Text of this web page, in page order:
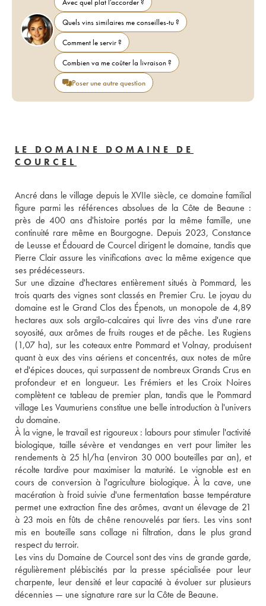
Quels vins similaires me conseilles-tu ?
Comment le servir ?
Combien va me coûter la livraison ?
Poser une autre question
LE DOMAINE DOMAINE DE
COURCEL
Ancré dans le village depuis le XVIIe siècle, ce domaine familial
figure parmi les références absolues de la Côte de Beaune :
près de 400 ans d'histoire portés par la même famille, une
continuité rare même en Bourgogne. Depuis 2023, Constance
de Leusse et Édouard de Courcel dirigent le domaine, tandis que
Pierre Clair assure les vinifications avec la même exigence que
ses prédécesseurs.
Sur une dizaine d'hectares entièrement situés à Pommard, les
trois quarts des vignes sont classés en Premier Cru. Le joyau du
domaine est le Grand Clos des Épenots, un monopole de 4,89
hectares aux sols argilo-calcaires qui livre des vins d'une rare
soyosité, aux arômes de fruits rouges et de pêche. Les Rugiens
(1,07 ha), sur les coteaux entre Pommard et Volnay, produisent
quant à eux des vins aériens et concentrés, aux notes de mûre
et d'épices douces, qui surpassent de nombreux Grands Crus en
profondeur et en longueur. Les Frémiers et les Croix Noires
complètent ce tableau de premier plan, tandis que le Pommard
village Les Vaumuriens constitue une belle introduction à l'univers
du domaine.
À la vigne, le travail est rigoureux : labours pour stimuler l'activité
biologique, taille sévère et vendanges en vert pour limiter les
rendements à 25 hl/ha (environ 30 000 bouteilles par an), et
récolte tardive pour maximiser la maturité. Le vignoble est en
cours de conversion à l'agriculture biologique. À la cave, une
macération à froid suivie d'une fermentation basse température
permet une extraction fine des arômes, avant un élevage de 21
à 23 mois en fûts de chêne renouvelés par tiers. Les vins sont
mis en bouteille sans collage ni filtration, dans le plus grand
respect du terroir.
Les vins du Domaine de Courcel sont des vins de grande garde,
régulièrement plébiscités par la presse spécialisée pour leur
charpente, leur densité et leur capacité à évoluer sur plusieurs
décennies — une signature rare sur la Côte de Beaune.